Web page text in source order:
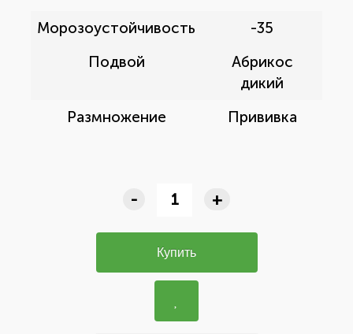
Морозоустойчивость
-35
Подвой
Абрикос
дикий
Размножение
Прививка
- +
Купить